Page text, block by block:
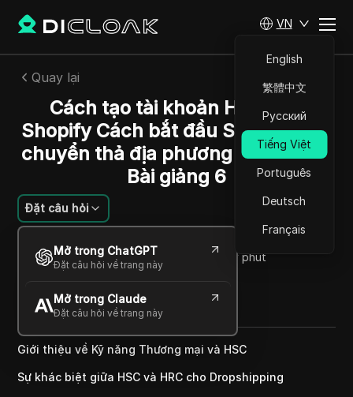
VN
English
繁體中文
Русский
Tiếng Việt
Português
Deutsch
Français
Quay lại
Cách tạo tài khoản HHC cho
Shopify Cách bắt đầu Shopify Vận
chuyển thả địa phương ở Pakistan
Bài giảng 6
Đặt câu hỏi
Mở trong ChatGPT
Đặt câu hỏi về trang này
Mở trong Claude
Đặt câu hỏi về trang này
Rafael Almeida
16 Th08 2024 22
Đọc trong giây phút
Copy Link
Giới thiệu về Kỹ năng Thương mại và HSC
Sự khác biệt giữa HSC và HRC cho Dropshipping